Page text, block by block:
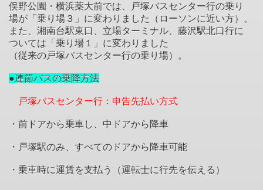
俣野公園・横浜薬大前では、戸塚バスセンター行の乗り
場が「乗り場３」に変わりました（ローソンに近い方）。
また、湘南台駅東口、立場ターミナル、藤沢駅北口行に
ついては「乗り場１」に変わりました
（従来の戸塚バスセンター行の乗り場）。
●連節バスの乗降方法
戸塚バスセンター行：申告先払い方式
・前ドアから乗車し、中ドアから降車
・戸塚駅のみ、すべてのドアから降車可能
・乗車時に運賃を支払う（運転士に行先を伝える）